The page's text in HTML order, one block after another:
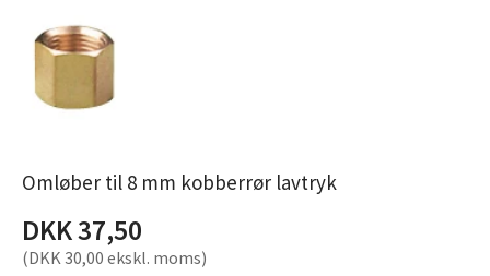
Omløber til 8 mm kobberrør lavtryk
DKK 37,50
(DKK 30,00 ekskl. moms)